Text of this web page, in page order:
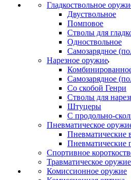
Гладкоствольное
Двуствольное
Помповое
Стволы для
Одноствольное
Самозарядное
Нарезное оружие
Самозарядное
Со скобой Генри
Стволы для
Штуцеры
С продольно-
Пневматическое
Пневматические
Пневматические
Спортивное
Травматическое
Комиссионное оружие